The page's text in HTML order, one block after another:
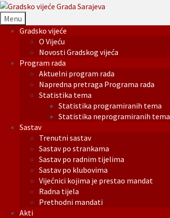
Menu
Gradsko vijeće
O Vijeću
Novosti Gradskog vijeća
Program rada
Aktuelni program rada
Napredna pretraga Programa rada
Statistika tema
Statistika programiranih tema
Statistika neprogramiranih tema
Sastav
Trenutni sastav
Sastav po strankama
Sastav po radnim tijelima
Sastav po klubovima
Vijećnici kojima je prestao mandat
Radna tijela
Prethodni mandati
Akti